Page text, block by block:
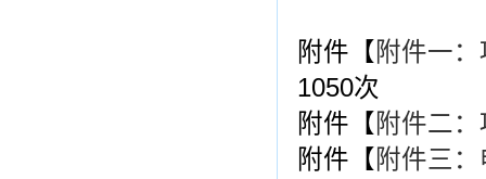
附件【 附件一
1050次
附件【 附件二
附件【 附件三